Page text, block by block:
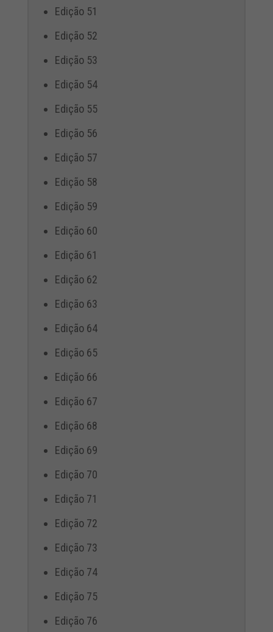
Edição 51
Edição 52
Edição 53
Edição 54
Edição 55
Edição 56
Edição 57
Edição 58
Edição 59
Edição 60
Edição 61
Edição 62
Edição 63
Edição 64
Edição 65
Edição 66
Edição 67
Edição 68
Edição 69
Edição 70
Edição 71
Edição 72
Edição 73
Edição 74
Edição 75
Edição 76